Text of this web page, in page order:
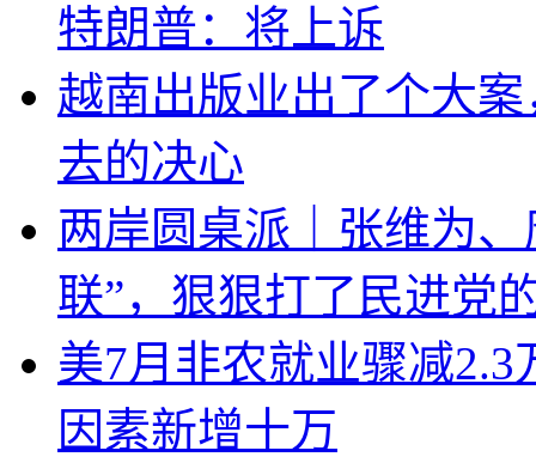
特朗普：将上诉
越南出版业出了个大
去的决心
两岸圆桌派｜张维为
联”，狠狠打了民进党
美7月非农就业骤减
因素新增十万